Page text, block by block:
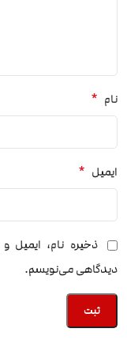
نام *
ایمیل *
ذخیره نام، ایمیل
دیدگاهی می‌نویسم.